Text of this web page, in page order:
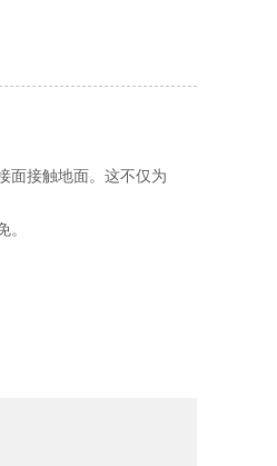
面接触地面。这不仅为